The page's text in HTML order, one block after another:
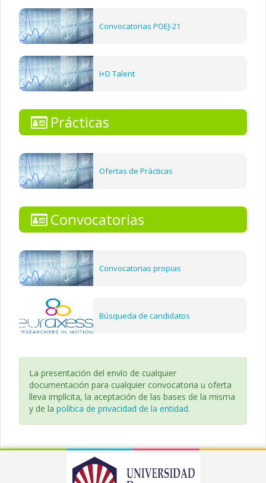
Convocatorias POEJ-21
I+D Talent
Prácticas
Ofertas de Prácticas
Convocatorias
Convocatorias propias
Búsqueda de candidatos
La presentación del envío de cualquier
documentación para cualquier convocatoria u oferta
lleva implícita, la aceptación de las bases de la misma
y de la política de privacidad de la entidad.